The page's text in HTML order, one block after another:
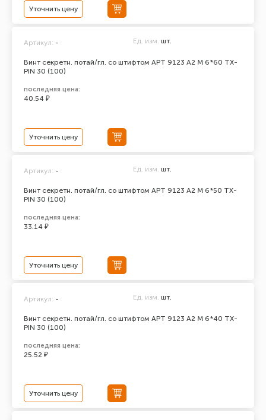
Уточнить цену
Винт секретн. потай/гл. со штифтом АРТ 9123 А2 M 6*60 TX-
PIN 30 (100)
Артикул: - Ед. изм. шт.
последняя цена:
40.54 ₽
Уточнить цену
Винт секретн. потай/гл. со штифтом АРТ 9123 А2 M 6*50 TX-
PIN 30 (100)
Артикул: - Ед. изм. шт.
последняя цена:
33.14 ₽
Уточнить цену
Винт секретн. потай/гл. со штифтом АРТ 9123 А2 M 6*40 TX-
PIN 30 (100)
Артикул: - Ед. изм. шт.
последняя цена:
25.52 ₽
Уточнить цену